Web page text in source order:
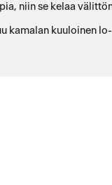
niin se kelaa
kamalan kuuloinen